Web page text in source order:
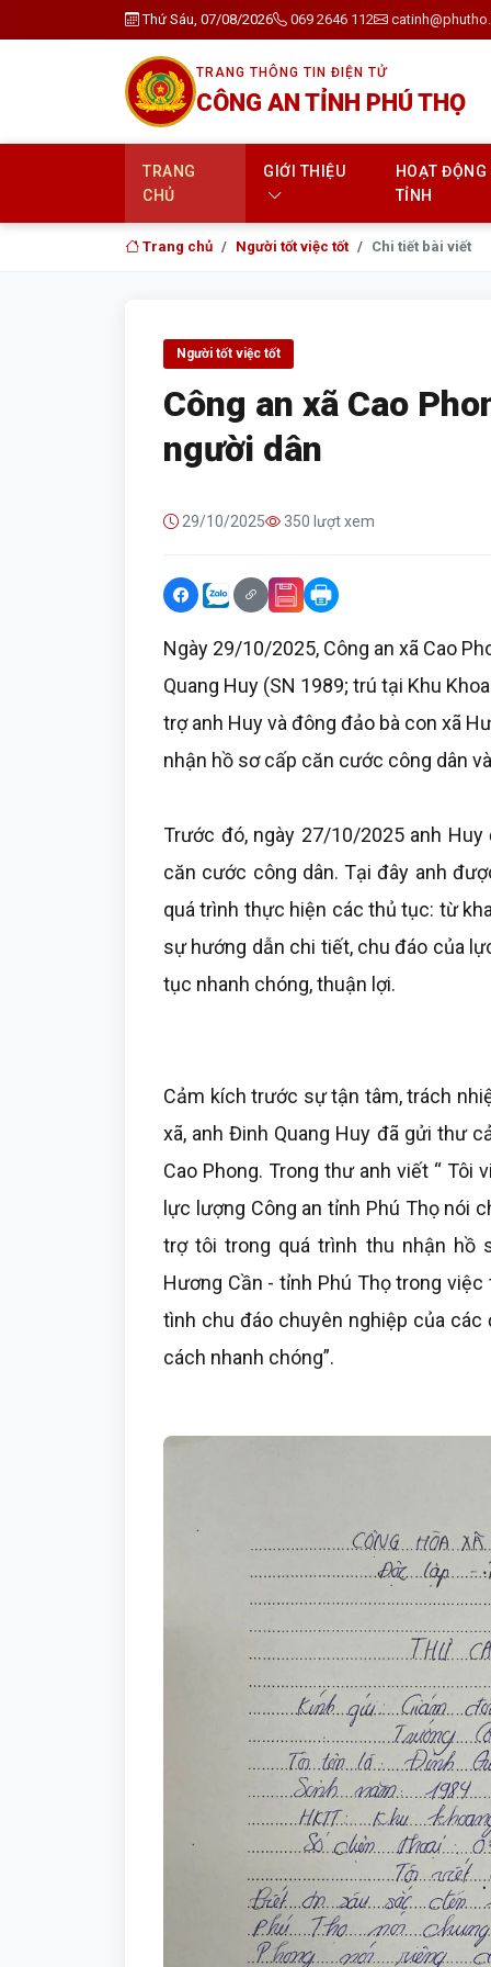
Thứ Sáu, 07/08/2026 069 2646 112
TRANG THÔNG TIN ĐIỆN TỬ
CÔNG AN TỈNH PHÚ THỌ
TRANG
CHỦ
GIỚI THIỆU
HOẠT
TỈNH
Trang chủ Người tốt việc tốt Chi tiết bài viết
Người tốt việc tốt
Công an xã Cao
người dân
29/10/2025 350 lượt xem
Ngày 29/10/2025, Công an xã Cao
Quang Huy (SN 1989; trú tại Khu
trợ anh Huy và đông đảo bà con xã
nhận hồ sơ cấp căn cước công dân
Trước đó, ngày 27/10/2025 anh
căn cước công dân. Tại đây anh
quá trình thực hiện các thủ tục: từ
sự hướng dẫn chi tiết, chu đáo của
tục nhanh chóng, thuận lợi.
Cảm kích trước sự tận tâm, trách
xã, anh Đinh Quang Huy đã gửi thư
Cao Phong. Trong thư anh viết “
lực lượng Công an tỉnh Phú Thọ nói
trợ tôi trong quá trình thu nhận hồ
Hương Cần - tỉnh Phú Thọ trong
tình chu đáo chuyên nghiệp của
cách nhanh chóng”.